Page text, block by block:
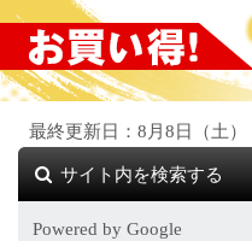
最終更新日：8月8日（土）
サイト内を検索する
Powered by Google